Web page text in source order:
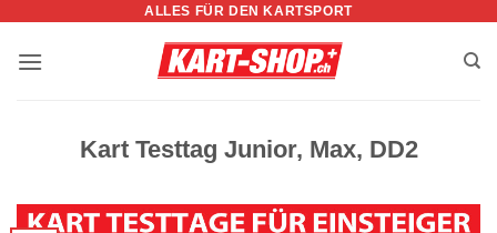
springen
ALLES FÜR DEN KARTSPORT
Kart Testtag Junior, Max, DD2